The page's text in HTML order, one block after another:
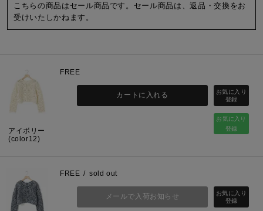
こちらの商品はセール商品です。セール商品は、返品・交換をお
受けいたしかねます。
アイボリー
(color12)
FREE
お気に入り
登録
カートに入れる
FREE sold out
メールで入荷お知らせ